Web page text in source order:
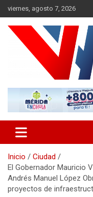
Saltar
al
contenido
viernes, agosto 7, 2026
Vector
Inicio
Ciudad
El Gobernador Mauricio
Andrés Manuel López
proyectos de